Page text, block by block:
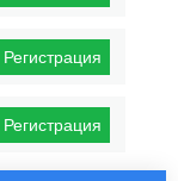
Регистрация
Регистрация